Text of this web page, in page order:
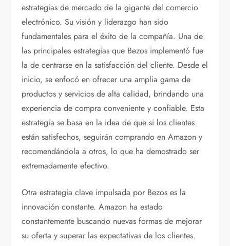
estrategias de mercado de la gigante del comercio
electrónico. Su visión y liderazgo han sido
fundamentales para el éxito de la compañía. Una de
las principales estrategias que Bezos implementó fue
la de centrarse en la satisfacción del cliente. Desde el
inicio, se enfocó en ofrecer una amplia gama de
productos y servicios de alta calidad, brindando una
experiencia de compra conveniente y confiable. Esta
estrategia se basa en la idea de que si los clientes
están satisfechos, seguirán comprando en Amazon y
recomendándola a otros, lo que ha demostrado ser
extremadamente efectivo.
Otra estrategia clave impulsada por Bezos es la
innovación constante. Amazon ha estado
constantemente buscando nuevas formas de mejorar
su oferta y superar las expectativas de los clientes.